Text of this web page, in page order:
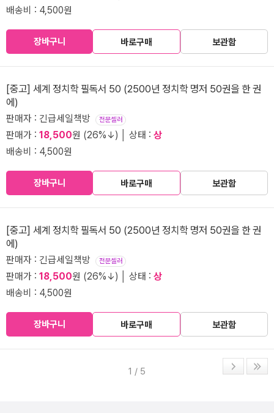
배송비 : 4,500원
장바구니 바로구매 보관함
[중고] 세계 정치학 필독서 50 (2500년 정치학 명저 50권을 한 권
에)
판매자 : 긴급세일책방 전문셀러
판매가 : 18,500원 (26%↓) │ 상태 : 상
배송비 : 4,500원
장바구니 바로구매 보관함
[중고] 세계 정치학 필독서 50 (2500년 정치학 명저 50권을 한 권
에)
판매자 : 긴급세일책방 전문셀러
판매가 : 18,500원 (26%↓) │ 상태 : 상
배송비 : 4,500원
장바구니 바로구매 보관함
1 / 5